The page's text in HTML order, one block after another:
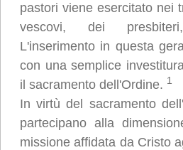
questo banner,
scorrendo
questa pagina o
cliccando
qualunque suo
elemento
acconsenti
all’uso dei
pastori viene esercitato nei
vescovi, dei
L'inserimento in questa
con una semplice
il sacramento dell'Ordine. 1
In virtù del sacramento
partecipano alla
missione affidata da Cristo